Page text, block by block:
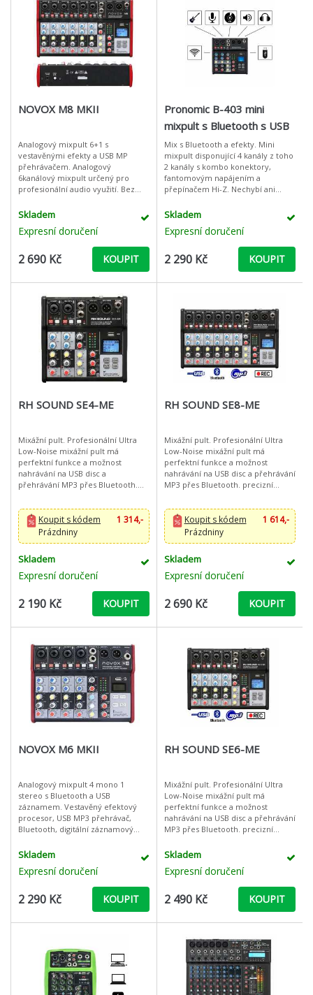
NOVOX M8 MKII
Analogový mixpult 6+1 s
vestavěnými efekty a USB MP
přehrávačem. Analogový
6kanálový mixpult určený pro
profesionální audio využití. Bez
koncertní turné, malé setkání,
Skladem
Expresní doručení
2 690 Kč KOUPIT
Pronomic B-403 mini
mixpult s Bluetooth s USB
rekordérem
Mix s Bluetooth a efekty. Mini
mixpult disponující 4 kanály z toho
2 kanály s kombo konektory,
fantomovým napájením a
přepínačem Hi-Z. Nechybí ani
přehrávač nebo klávesy. Předností
Skladem
Expresní doručení
2 290 Kč KOUPIT
RH SOUND SE4-ME
Mixážní pult. Profesionální Ultra
Low-Noise mixážní pult má
perfektní funkce a možnost
nahrávání na USB disc a
přehrávání MP3 přes Bluetooth.
potenciometry zaručují
bezchybný prov
Koupit s kódem
1 314,-
Prázdniny
Skladem
Expresní doručení
2 190 Kč KOUPIT
RH SOUND SE8-ME
Mixážní pult. Profesionální Ultra
Low-Noise mixážní pult má
perfektní funkce a možnost
nahrávání na USB disc a přehrávání
MP3 přes Bluetooth. precizní
potenciometry zaručují bezchybný
provoKoupit s kódem
1 614,-
Prázdniny
Skladem
Expresní doručení
2 690 Kč KOUPIT
NOVOX M6 MKII
Analogový mixpult 4 mono 1
stereo s Bluetooth a USB
záznamem. Vestavěný efektový
procesor, USB MP3 přehrávač,
Bluetooth, digitální záznamový
jsou jen některé z funkcí mixéru
Skladem
Expresní doručení
2 290 Kč KOUPIT
RH SOUND SE6-ME
Mixážní pult. Profesionální Ultra
Low-Noise mixážní pult má
perfektní funkce a možnost
nahrávání na USB disc a přehrávání
MP3 přes Bluetooth. precizní
potenciometry zaručují bezchybný
Skladem
Expresní doručení
2 490 Kč KOUPIT